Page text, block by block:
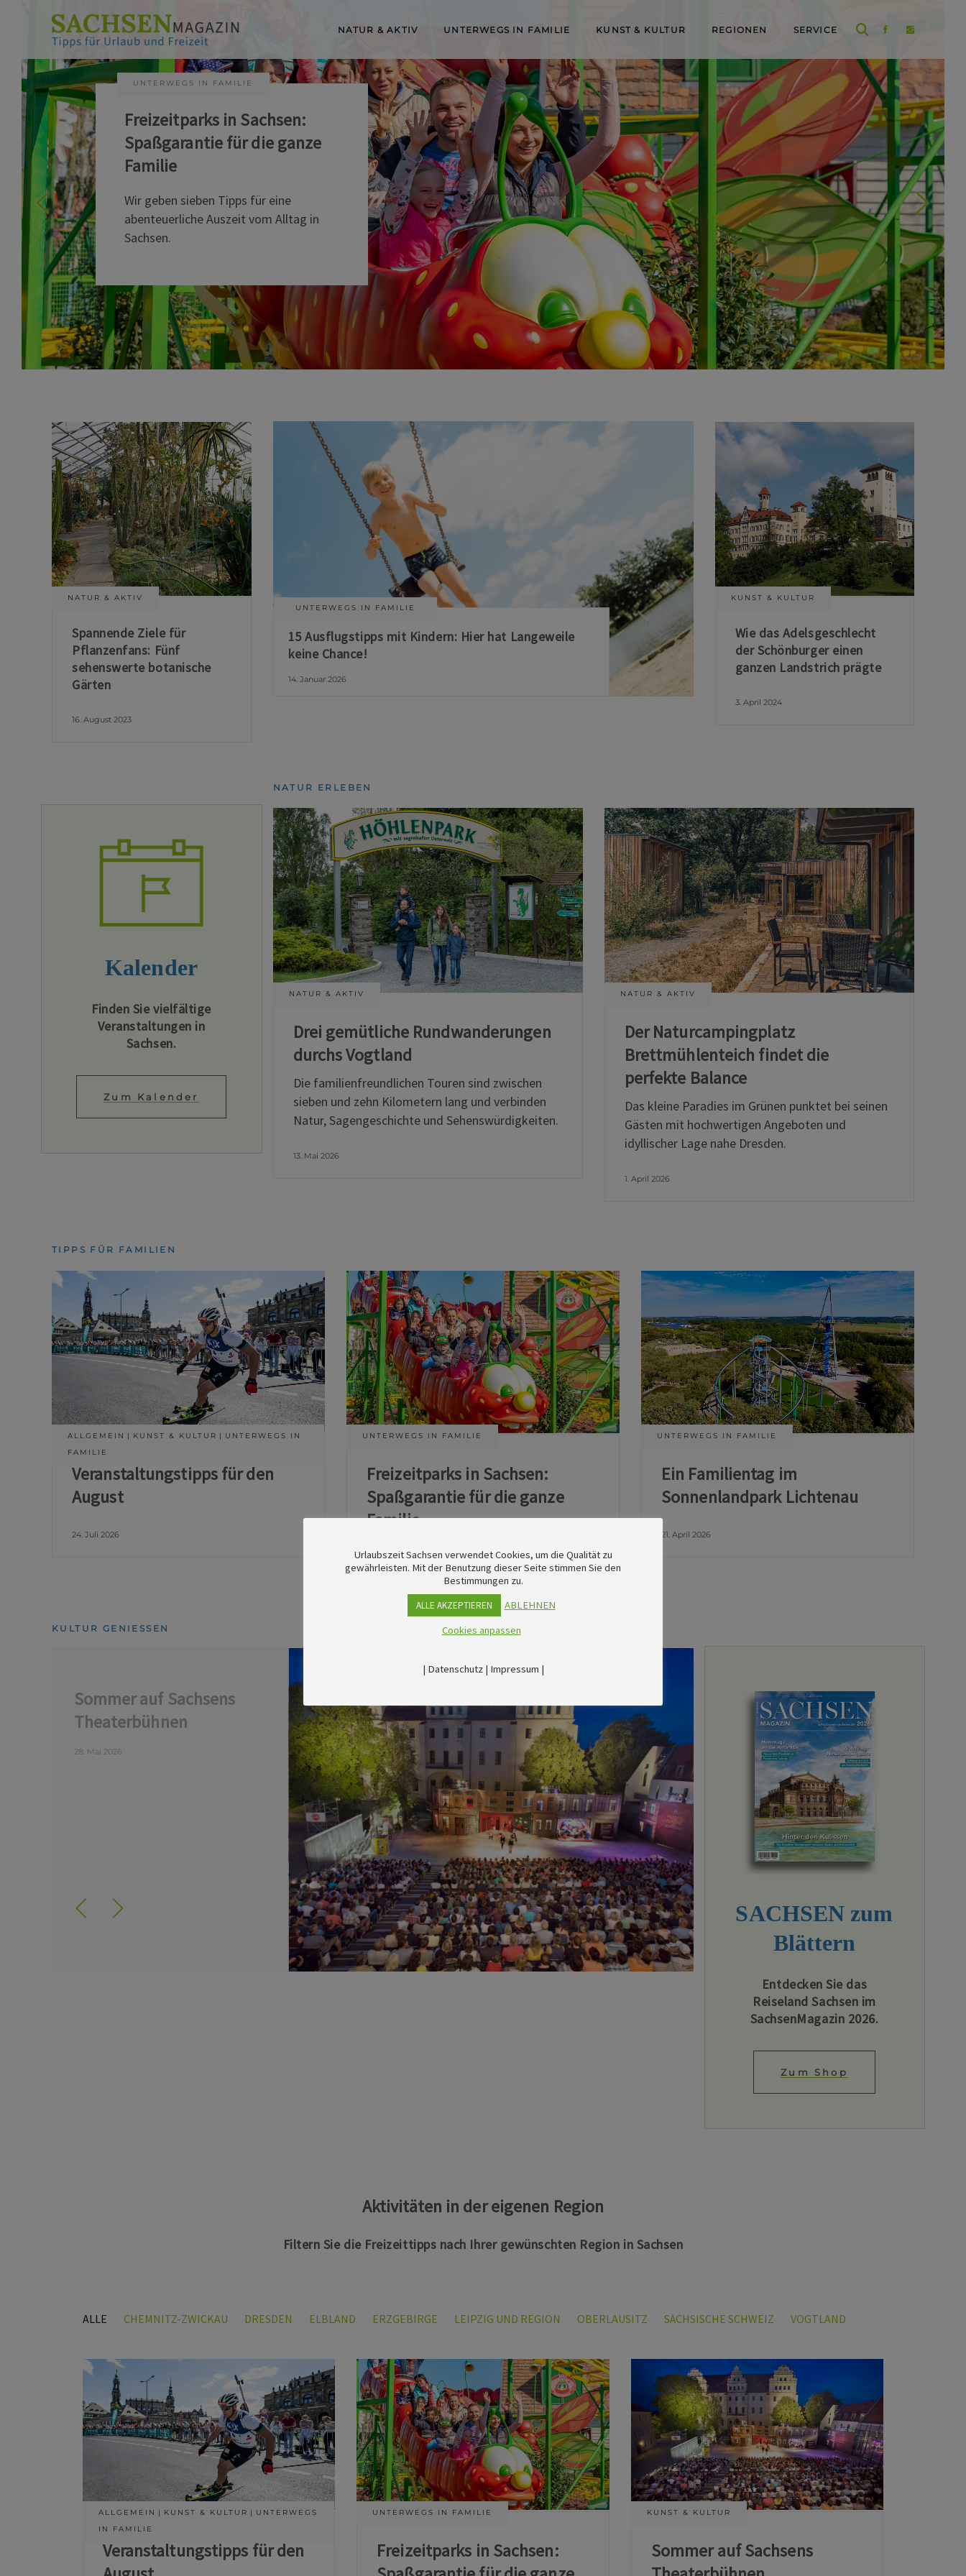
NATUR & AKTIV UNTERWEGS IN FAMILIE KUNST & KULTUR REGIONEN SERVICE
UNTERWEGS IN FAMILIE
Freizeitparks in Sachsen:
Spaßgarantie für die ganze
Familie
Wir geben sieben Tipps für eine
abenteuerliche Auszeit vom Alltag in
Sachsen.
NATUR & AKTIV
Spannende Ziele für
Pflanzenfans: Fünf
sehenswerte botanische
Gärten
16. August 2023
UNTERWEGS IN FAMILIE
15 Ausflugstipps mit Kindern: Hier hat Langeweile
keine Chance!
14. Januar 2026
KUNST & KULTUR
Wie das Adelsgeschlecht
der Schönburger einen
ganzen Landstrich prägte
3. April 2024
Kalender
Finden Sie vielfältige
Veranstaltungen in
Sachsen.
Zum Kalender
NATUR ERLEBEN
NATUR & AKTIV
Drei gemütliche Rundwanderungen
durchs Vogtland
Die familienfreundlichen Touren sind zwischen
sieben und zehn Kilometern lang und verbinden
Natur, Sagengeschichte und Sehenswürdigkeiten.
13. Mai 2026
NATUR & AKTIV
Der Naturcampingplatz
Brettmühlenteich findet die
perfekte Balance
Das kleine Paradies im Grünen punktet bei seinen
Gästen mit hochwertigen Angeboten und
idyllischer Lage nahe Dresden.
1. April 2026
TIPPS FÜR FAMILIEN
ALLGEMEIN KUNST & KULTUR
UNTERWEGS IN
FAMILIE
Veranstaltungstipps für den
August
24. Juli 2026
UNTERWEGS IN FAMILIE
Freizeitparks in Sachsen:
Spaßgarantie für die ganze
Familie
11. Juni 2026
UNTERWEGS IN FAMILIE
Ein Familientag im
Sonnenlandpark Lichtenau
21. April 2026
KULTUR GENIESSEN
Sommer auf Sachsens
Theaterbühnen
28. Mai 2026
SACHSEN zum
Blättern
Entdecken Sie das
Reiseland Sachsen im
SachsenMagazin 2026.
Zum Shop
Aktivitäten in der eigenen Region
Filtern Sie die Freizeittipps nach Ihrer gewünschten Region in Sachsen
ALLE CHEMNITZ-ZWICKAU DRESDEN ELBLAND ERZGEBIRGE LEIPZIG UND REGION OBERLAUSITZ SÄCHSISCHE SCHWEIZ VOGTLAND
ALLGEMEIN KUNST & KULTUR
UNTERWEGS
IN FAMILIE
Veranstaltungstipps für den
UNTERWEGS IN FAMILIE
Freizeitparks in Sachsen:
KUNST & KULTUR
Sommer auf Sachsens
Urlaubszeit Sachsen verwendet Cookies, um die Qualität zu
gewährleisten. Mit der Benutzung dieser Seite stimmen Sie den
Bestimmungen zu.
ALLE AKZEPTIEREN
ABLEHNEN
Cookies anpassen
| Datenschutz| Impressum |